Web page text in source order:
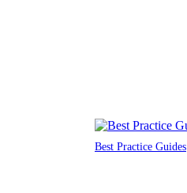
Best Practice Guides